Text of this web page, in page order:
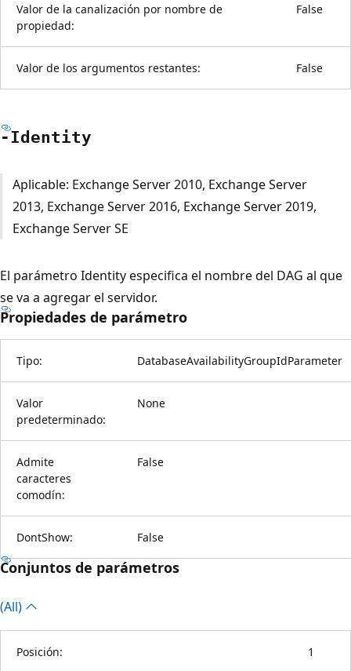
Valor de la canalización por nombre de
propiedad:
False
Valor de los argumentos restantes: False
-Identity
Aplicable: Exchange Server 2010, Exchange Server
2013, Exchange Server 2016, Exchange Server 2019,
Exchange Server SE
El parámetro Identity especifica el nombre del DAG al que
se va a agregar el servidor.
Propiedades de parámetro
Tipo: DatabaseAvailabilityGroupIdParameter
Valor
predeterminado:
None
Admite
caracteres
comodín:
False
DontShow: False
Conjuntos de parámetros
(All)
Posición: 1